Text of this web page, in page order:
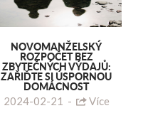
NOVOMANŽELSKÝ
ROZPOČET BEZ
ZBYTEČNÝCH VÝDAJŮ:
ZAŘIĎTE SI ÚSPORNOU
DOMÁCNOST
2024-02-21 - Více